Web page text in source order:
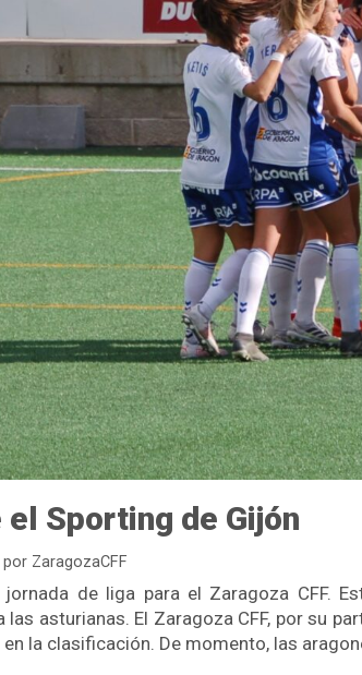
el Sporting de Gijón
por ZaragozaCFF
jornada de liga para el Zaragoza CFF.
las asturianas. El Zaragoza CFF, por su
la clasificación. De momento, las